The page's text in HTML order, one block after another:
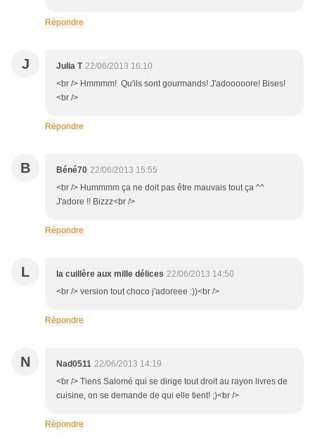
Répondre
J Julia T 22/06/2013 16:10
<br /> Hmmmm! Qu'ils sont gourmands! J'adooooore! Bises!
<br />
Répondre
B Béné70 22/06/2013 15:55
<br /> Hummmm ça ne doit pas être mauvais tout ça ^^
J'adore !! Bizzz<br />
Répondre
L la cuillère aux mille délices 22/06/2013 14:50
<br /> version tout choco j'adoreee :))<br />
Répondre
N Nad0511 22/06/2013 14:19
<br /> Tiens Salomé qui se dirige tout droit au rayon livres de
cuisine, on se demande de qui elle tient! ;)<br />
Répondre